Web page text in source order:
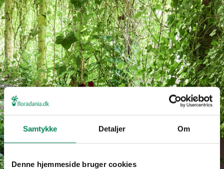
Samtykke Detaljer Om
Denne hjemmeside bruger cookies